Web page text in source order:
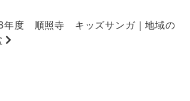
年度 順照寺 キッズサンガ｜地域の